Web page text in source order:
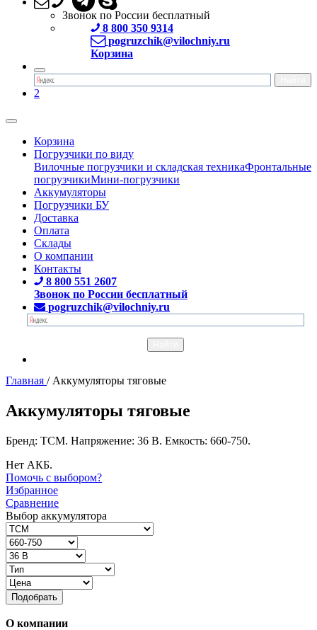
Звонок по России бесплатный
8 800 350 9314
pogruzchik@vilochniy.ru
Корзина
2
Корзина
Погрузчики по виду
Вилочные погрузчики и складская техникаФронтальные
погрузчикиМини-погрузчики
Аккумуляторы
Погрузчики БУ
Доставка
Оплата
Склады
О компании
Контакты
8 800 551 2607
Звонок по России бесплатный
pogruzchik@vilochniy.ru
Главная / Аккумуляторы тяговые
Аккумуляторы тяговые
Бренд: TCM. Напряжение: 36 В. Емкость: 660-750.
Нет АКБ.
Помочь с выбором?
Избранное
Сравнение
Выбор аккумулятора
Подобрать
О компании